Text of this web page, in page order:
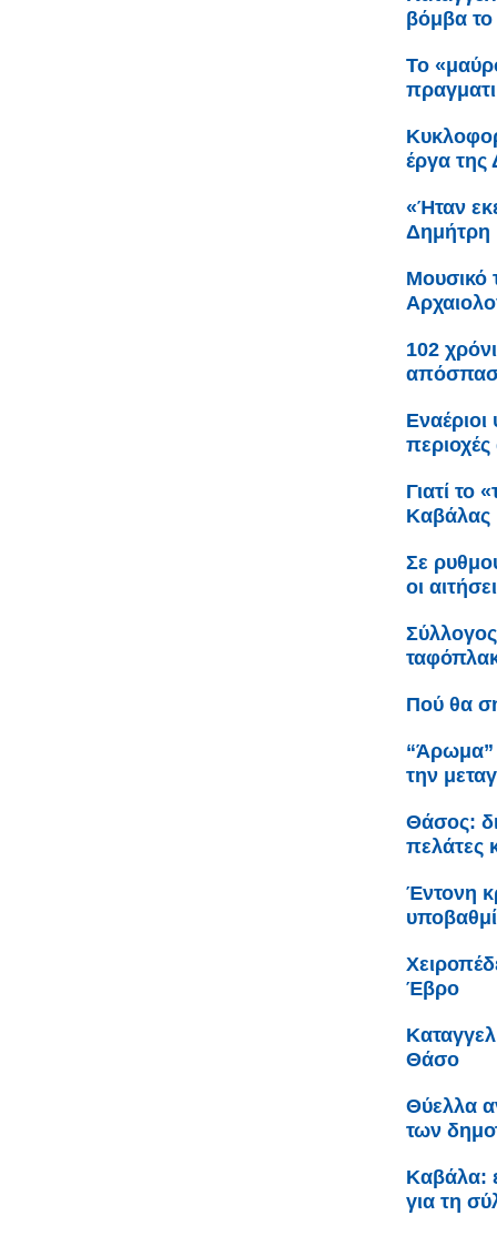
βόμβα το
Το
έργα
«Ήταν
Δημήτρη
Μουσικό
102
περιοχές
Γιατί το
Καβάλας
Σε
οι
Πού θα
“Άρωμα”
την
Θάσος:
πελάτες
Έντονη
Έβρο
Θάσο
Θύελλα
των
Καβάλα:
για τη